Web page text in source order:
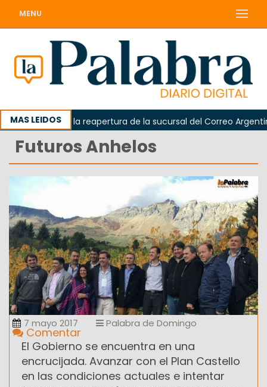
MENU
MAS LEIDOS
reclamó la reapertura de la sucursal del Correo Argentino en
Futuros Anhelos
7 mayo 2017 Palabra de Domingo
Comentar
El Gobierno se encuentra en una
encrucijada. Avanzar con el Plan Castello
en las condiciones actuales e intentar